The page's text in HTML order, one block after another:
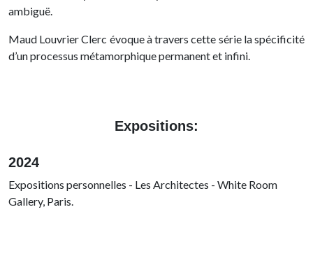
ambiguë.
Maud Louvrier Clerc évoque à travers cette série la spécificité
d’un processus métamorphique permanent et infini.
Expositions:
2024
Expositions personnelles - Les Architectes - White Room
Gallery, Paris.